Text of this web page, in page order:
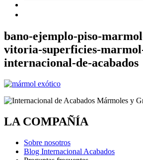
bano-ejemplo-piso-
vitoria-superficies-
internacional-de-acabados
LA COMPAÑÍA
Sobre nosotros
Blog Internacional Acabados